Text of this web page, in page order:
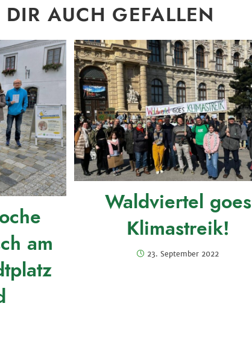
AUCH GEFALLEN
am
Waldviertel goes
Klimastreik!
23. September 2022